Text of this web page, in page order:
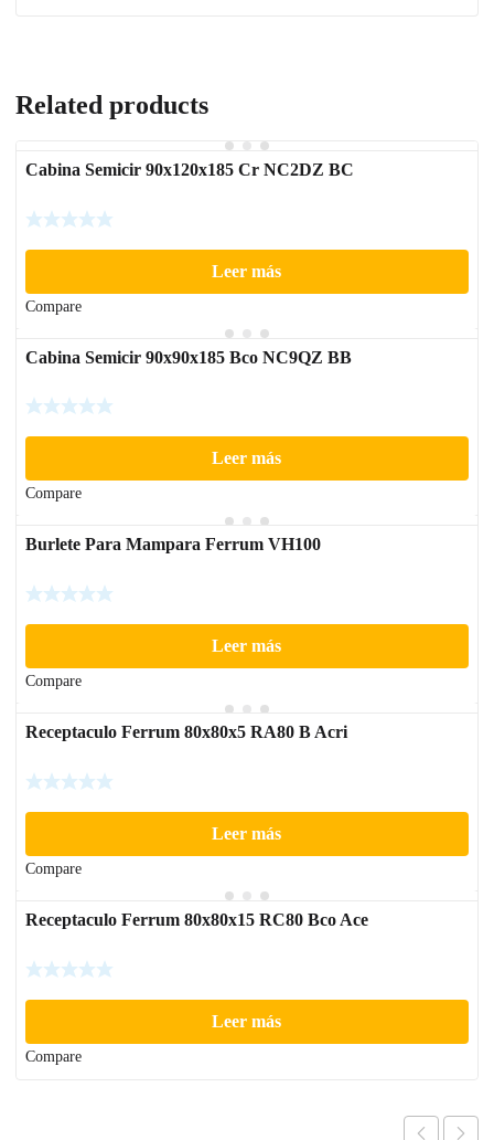
Related products
Cabina Semicir 90x120x185 Cr NC2DZ BC
Leer más
Compare
Cabina Semicir 90x90x185 Bco NC9QZ BB
Leer más
Compare
Burlete Para Mampara Ferrum VH100
Leer más
Compare
Receptaculo Ferrum 80x80x5 RA80 B Acri
Leer más
Compare
Receptaculo Ferrum 80x80x15 RC80 Bco Ace
Leer más
Compare